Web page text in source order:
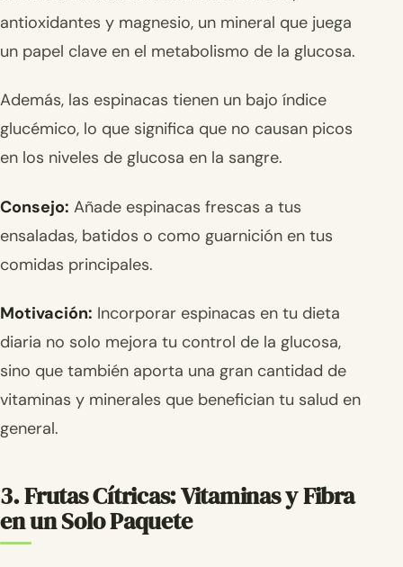
antioxidantes y magnesio, un mineral que juega
un papel clave en el metabolismo de la glucosa.
Además, las espinacas tienen un bajo índice
glucémico, lo que significa que no causan picos
en los niveles de glucosa en la sangre.
Consejo: Añade espinacas frescas a tus
ensaladas, batidos o como guarnición en tus
comidas principales.
Motivación: Incorporar espinacas en tu dieta
diaria no solo mejora tu control de la glucosa,
sino que también aporta una gran cantidad de
vitaminas y minerales que benefician tu salud en
general.
3. Frutas Cítricas: Vitaminas y Fibra
en un Solo Paquete